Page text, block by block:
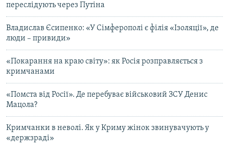
переслідують через Путіна
Владислав Єсипенко: «У Сімферополі є філія «Ізоляції», де
люди – привиди»
«Покарання на краю світу»: як Росія розправляється з
кримчанами
«Помста від Росії». Де перебуває військовий ЗСУ Денис
Мацола?
Кримчанки в неволі. Як у Криму жінок звинувачують у
«держзраді»